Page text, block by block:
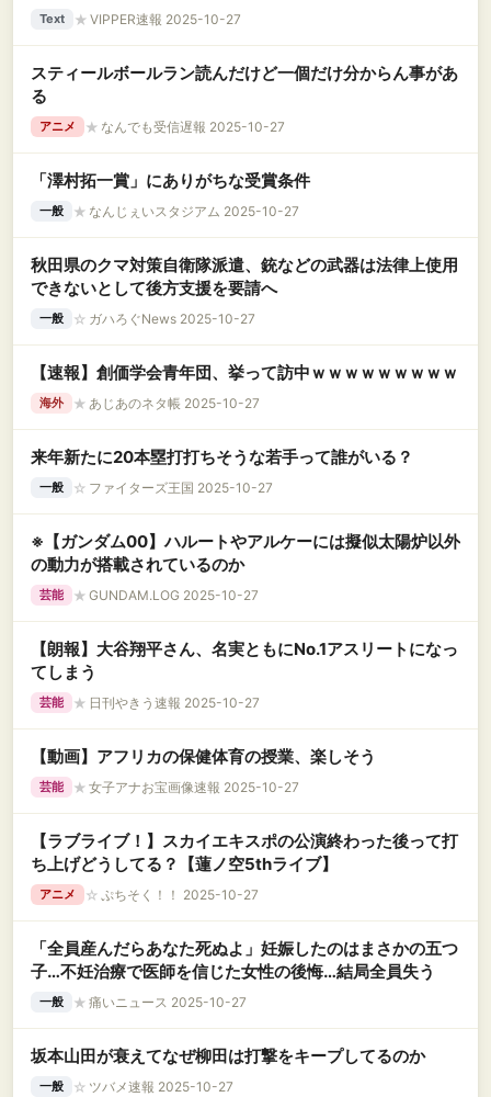
Text ★ VIPPER速報 2025-10-27
スティールボールラン読んだけど一個だけ分からん事があ
る
アニメ ★ なんでも受信遅報 2025-10-27
「澤村拓一賞」にありがちな受賞条件
一般 ★ なんじぇいスタジアム 2025-10-27
秋田県のクマ対策自衛隊派遣、銃などの武器は法律上使用
できないとして後方支援を要請へ
一般 ☆ ガハろぐNews 2025-10-27
【速報】創価学会青年団、挙って訪中ｗｗｗｗｗｗｗｗｗ
海外 ★ あじあのネタ帳 2025-10-27
来年新たに20本塁打打ちそうな若手って誰がいる？
一般 ☆ ファイターズ王国 2025-10-27
※【ガンダム00】ハルートやアルケーには擬似太陽炉以外
の動力が搭載されているのか
芸能 ★ GUNDAM.LOG 2025-10-27
【朗報】大谷翔平さん、名実ともにNo.1アスリートになっ
てしまう
芸能 ★ 日刊やきう速報 2025-10-27
【動画】アフリカの保健体育の授業、楽しそう
芸能 ★ 女子アナお宝画像速報 2025-10-27
【ラブライブ！】スカイエキスポの公演終わった後って打
ち上げどうしてる？【蓮ノ空5thライブ】
アニメ ☆ ぷちそく！！ 2025-10-27
「全員産んだらあなた死ぬよ」妊娠したのはまさかの五つ
子…不妊治療で医師を信じた女性の後悔…結局全員失う
一般 ★ 痛いニュース 2025-10-27
坂本山田が衰えてなぜ柳田は打撃をキープしてるのか
一般 ☆ ツバメ速報 2025-10-27